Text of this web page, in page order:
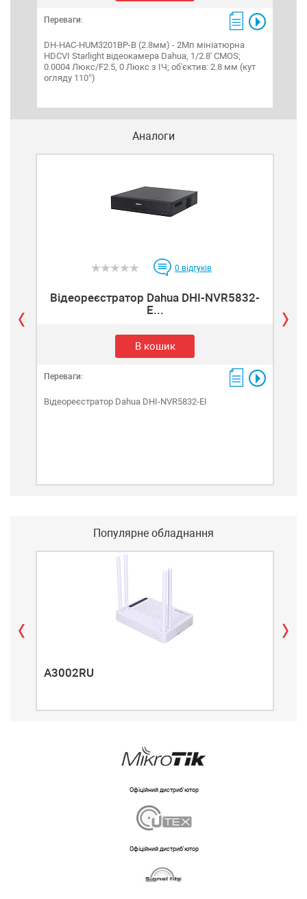
Переваги:
DH-HAC-HUM3201BP-B (2.8мм) - 2Мп мініатюрна
HDCVI Starlight відеокамера Dahua, 1/2.8' CMOS;
0.0004 Люкс/F2.5, 0 Люкс з ІЧ; об'єктив: 2.8 мм (кут
огляду 110°)
Аналоги
0 відгуків
Відеореєстратор Dahua DHI-NVR5832-
E...
В кошик
Переваги:
Відеореєстратор Dahua DHI-NVR5832-EI
Популярне обладнання
A3002RU
Офіційний дистриб'ютор
Офіційний дистриб'ютор